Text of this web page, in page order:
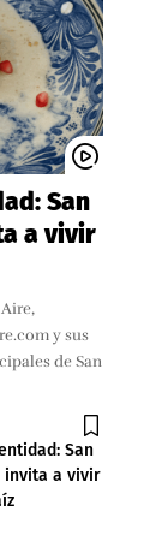
San
a vivir
y sus
de San
San
invita a vivir